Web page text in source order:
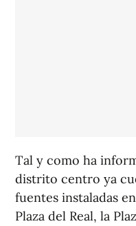
Tal y como ha
distrito centro ya
fuentes instaladas
Plaza del Real, la